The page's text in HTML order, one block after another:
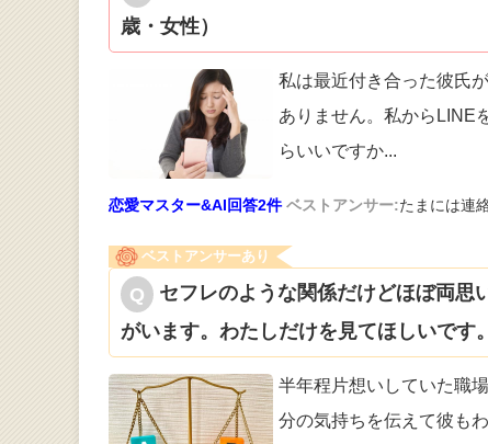
歳・女性）
私は最近付き合った彼氏
ありません。私からLINE
らいいですか...
恋愛マスター&AI回答2件 ベストアンサー:たまには連
ベストアンサーあり
セフレのような関係だけどほぼ両思
がいます。わたしだけを見てほしいです
半年程片想いしていた職
分の気持ち を伝えて彼も